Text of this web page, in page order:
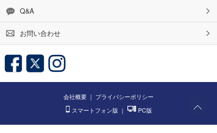
Q&A
お問い合わせ
会社概要 ｜ プライバシーポリシー
スマートフォン版 ｜ PC版